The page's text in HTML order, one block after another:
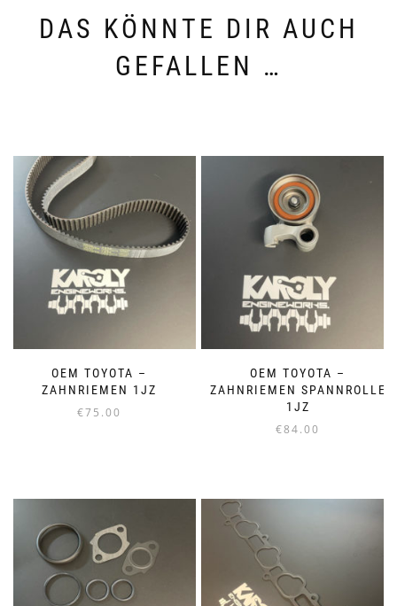
DAS KÖNNTE DIR AUCH
GEFALLEN …
OEM TOYOTA –
ZAHNRIEMEN 1JZ
€75.00
OEM TOYOTA –
ZAHNRIEMEN SPANNROLLE
1JZ
€84.00